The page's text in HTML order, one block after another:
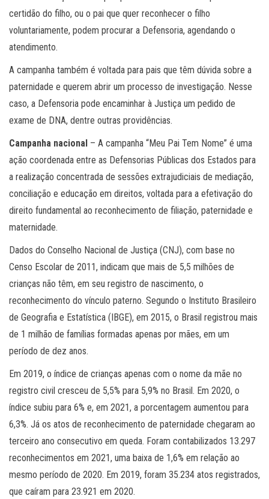
certidão do filho, ou o pai que quer reconhecer o filho
voluntariamente, podem procurar a Defensoria, agendando o
atendimento.
A campanha também é voltada para pais que têm dúvida sobre a
paternidade e querem abrir um processo de investigação. Nesse
caso, a Defensoria pode encaminhar à Justiça um pedido de
exame de DNA, dentre outras providências.
Campanha nacional – A campanha “Meu Pai Tem Nome” é uma
ação coordenada entre as Defensorias Públicas dos Estados para
a realização concentrada de sessões extrajudiciais de mediação,
conciliação e educação em direitos, voltada para a efetivação do
direito fundamental ao reconhecimento de filiação, paternidade e
maternidade.
Dados do Conselho Nacional de Justiça (CNJ), com base no
Censo Escolar de 2011, indicam que mais de 5,5 milhões de
crianças não têm, em seu registro de nascimento, o
reconhecimento do vínculo paterno. Segundo o Instituto Brasileiro
de Geografia e Estatística (IBGE), em 2015, o Brasil registrou mais
de 1 milhão de famílias formadas apenas por mães, em um
período de dez anos.
Em 2019, o índice de crianças apenas com o nome da mãe no
registro civil cresceu de 5,5% para 5,9% no Brasil. Em 2020, o
índice subiu para 6% e, em 2021, a porcentagem aumentou para
6,3%. Já os atos de reconhecimento de paternidade chegaram ao
terceiro ano consecutivo em queda. Foram contabilizados 13.297
reconhecimentos em 2021, uma baixa de 1,6% em relação ao
mesmo período de 2020. Em 2019, foram 35.234 atos registrados,
que caíram para 23.921 em 2020.